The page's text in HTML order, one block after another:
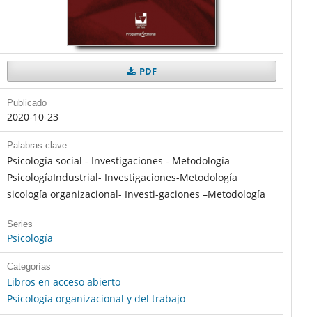
PDF
Publicado
2020-10-23
Palabras clave :
Psicología social - Investigaciones - Metodología
PsicologíaIndustrial- Investigaciones-Metodología
sicología organizacional- Investi-gaciones –Metodología
Series
Psicología
Categorías
Libros en acceso abierto
Psicología organizacional y del trabajo